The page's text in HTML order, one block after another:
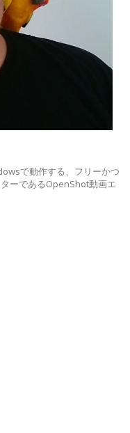
で動作する、フリーかつ
ーであるOpenShot動画エ